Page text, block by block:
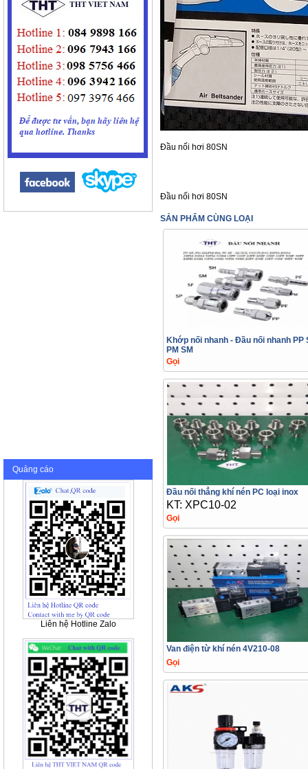
Quảng cáo
Liên hệ Hotline Zalo
Đầu nối hơi 80SN
Đầu nối hơi 80SN
SẢN PHẨM CÙNG LOẠI
Khớp nối nhanh - Đầu nối nhanh PP
PM SM
Gọi
Đầu nối thẳng khí nén PC loại inox
KT: XPC10-02
Gọi
Van điện từ khí nén 4V210-08
Gọi